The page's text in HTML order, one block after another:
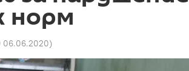
норм
06.06.2020)